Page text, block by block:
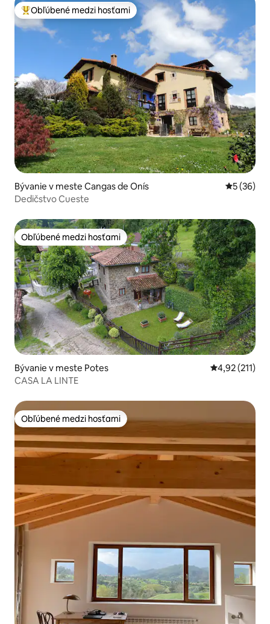
Najobľúbenejšie medzi hosťami
Obľúbené medzi hosťami
Bývanie v meste Cangas de Onís
5 (36)
Dedičstvo Cueste
Obľúbené medzi hosťami
Obľúbené medzi hosťami
Bývanie v meste Potes Priemerné
4,92 (211)
CASA LA LINTE
Obľúbené medzi hosťami
Obľúbené medzi hosťami